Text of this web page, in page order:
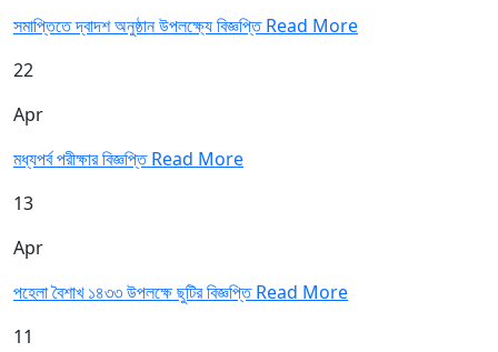
সমাপ্তিতে দ্বাদশ অনুষ্ঠান উপলক্ষ্যে বিজ্ঞপ্তিRead More
22
Apr
মধ্যপর্ব পরীক্ষার বিজ্ঞপ্তিRead More
13
Apr
পহেলা বৈশাখ ১৪৩৩ উপলক্ষে ছুটির বিজ্ঞপ্তিRead More
11